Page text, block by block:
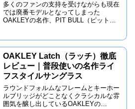
多くのファンの支持を受けながらも現在
では廃番モデルとなってしまった
OAKLEYの名作、PIT BULL（ピットブ
現在を融合させた雰囲気のあるモデル
OAKLEY Latch（ラッチ）徹底
レビュー｜普段使いの名作ライ
フスタイルサングラス
ラウンドフォルムなフレームとキーホー
ルブリッジがどことなくクラシカルな雰
囲気を醸し出しているOAKLEYの